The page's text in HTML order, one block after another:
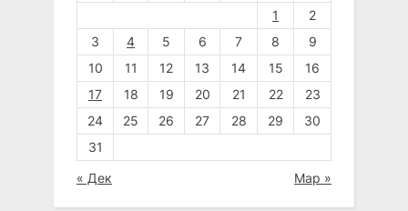
1
2
3
4 5 6 7 8
9
10
11 12 13 14 15
16
17
18 19 20 21 22
23
24
25 26 27 28 29
30
31
« Дек Мар »